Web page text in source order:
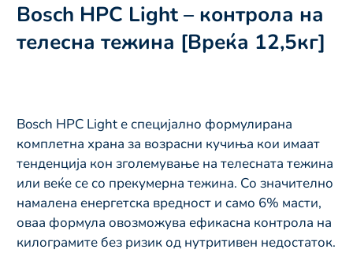
Bosch HPC Light – контрола на
телесна тежина [Вреќа 12,5кг]
Bosch HPC Light е специјално формулирана
комплетна храна за возрасни кучиња кои имаат
тенденција кон зголемување на телесната тежина
или веќе се со прекумерна тежина. Со значително
намалена енергетска вредност и само 6% масти,
оваа формула овозможува ефикасна контрола на
килограмите без ризик од нутритивен недостаток.